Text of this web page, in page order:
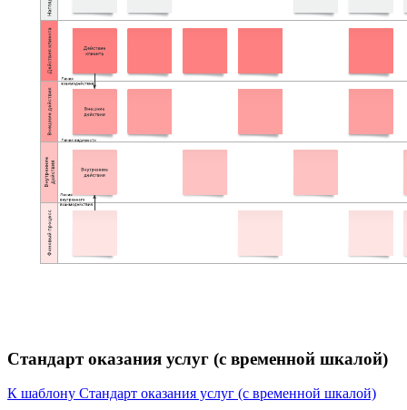
Стандарт оказания услуг (с временной шкалой)
К шаблону Стандарт оказания услуг (с временной шкалой)